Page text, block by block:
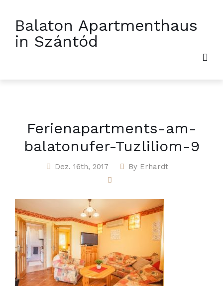
Balaton Apartmenthaus
in Szántód
Ferienapartments-am-
balatonufer-Tuzliliom-9
Dez. 16th, 2017 By Erhardt